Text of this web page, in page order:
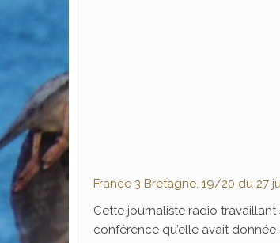
France 3 Bretagne, 19/20 du 27
Cette journaliste radio travaillant
conférence qu’elle avait